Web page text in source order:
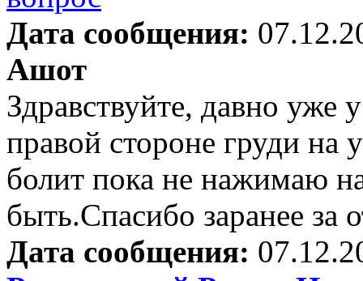
Дата сообщения:
Ашот
Здравствуйте, давно
правой стороне груди на
болит пока не нажимаю
быть.Спасибо заранее за
Дата сообщения: